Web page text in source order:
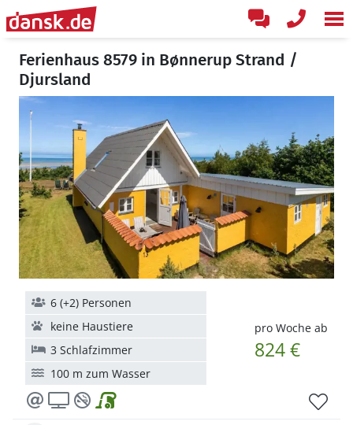
Ferienhaus 8579 in Bønnerup Strand /
Djursland
pro Woche ab
824 €
6 (+2) Personen
keine Haustiere
3 Schlafzimmer
100 m zum Wasser